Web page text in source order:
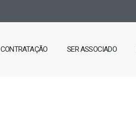
CONTRATAÇÃO SER ASSOCIADO